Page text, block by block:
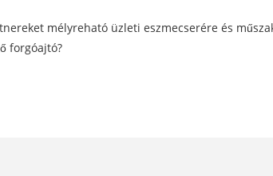
mélyreható üzleti eszmecserére és
forgóajtó?